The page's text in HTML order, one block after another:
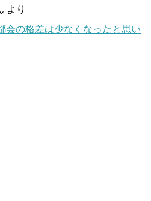
より
会の格差は少なくなったと思い